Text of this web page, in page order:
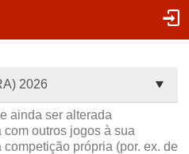
2026
ainda ser alterada
outros jogos à sua
própria (por. ex. de